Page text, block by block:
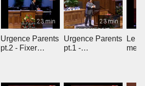
23 min
Urgence Parents
pt.2 - Fixer
23 min
Urgence Parents
pt.1 -
Le